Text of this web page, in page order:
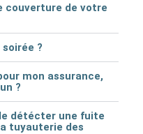
couverture de votre
?
mon assurance,
?
détécter une fuite
tuyauterie des